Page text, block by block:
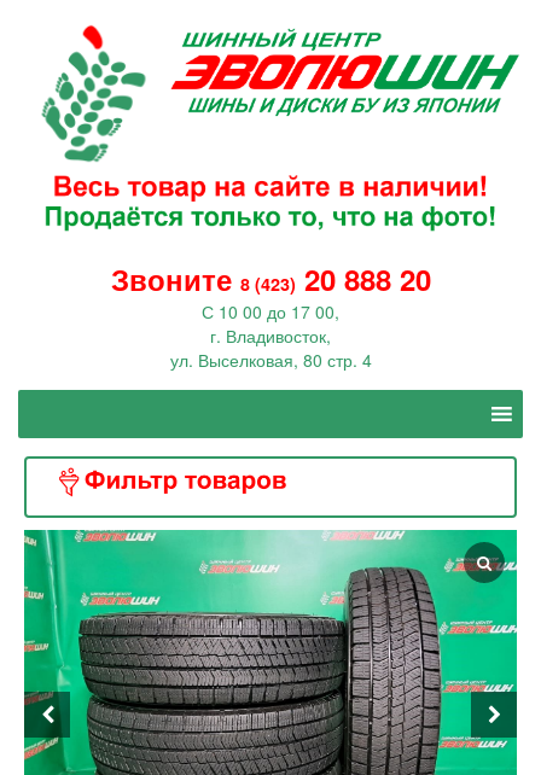
Звоните 8 (423) 20 888 20
С 10 00 до 17 00,
г. Владивосток,
ул. Выселковая, 80 стр. 4